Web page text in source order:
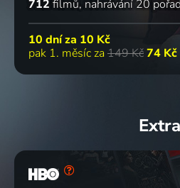
712 filmů nahrávání 20
10 dní za 10 Kč
pak 1. měsíc za 149 Kč74 Kč
Extra